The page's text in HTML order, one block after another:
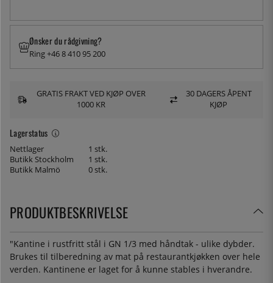
Lagerstatus
Nettlager
1 stk.
Butikk Stockholm
1 stk.
Butikk Malmö
0 stk.
Ønsker du rådgivning?
Ring +46 8 410 95 200
GRATIS FRAKT VED KJØP OVER
1000 KR
30 DAGERS ÅPENT
KJØP
PRODUKTBESKRIVELSE
"Kantine i rustfritt stål i GN 1/3 med håndtak - ulike dybder.
Brukes til tilberedning av mat på restaurantkjøkken over hele
verden. Kantinene er laget for å kunne stables i hverandre.